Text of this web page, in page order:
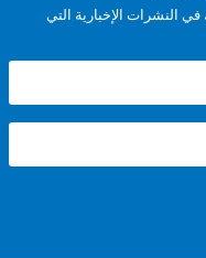
الإخبارية التي